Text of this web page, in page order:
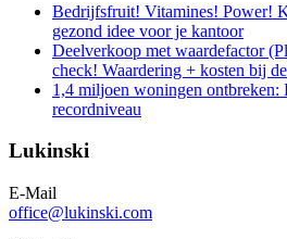
Bedrijfsfruit! Vitamines! Power!
gezond idee voor je kantoor
Deelverkoop met waardefactor
check! Waardering + kosten bij
1,4 miljoen woningen
recordniveau
Lukinski
E-Mail
office@lukinski.com